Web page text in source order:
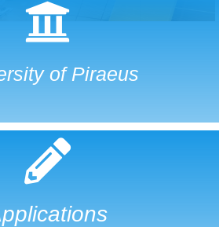
of Piraeus